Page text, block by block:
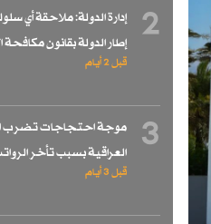
2
إدارة الدولة: ملاحقة أي
إطار الدولة بقانون مكافحة
قبل 2 أيام
3
موجة احتجاجات تضرب
العراقية بسبب تأخر
قبل 3 أيام